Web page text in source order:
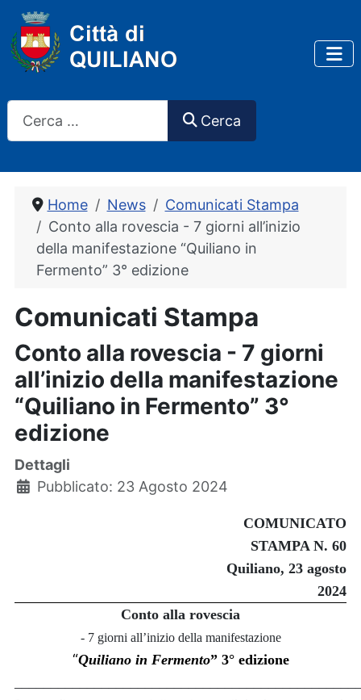
Cerca
Home News
Comunicati Stampa
Conto alla rovescia - 7 giorni all’inizio
della manifestazione “Quiliano in
Fermento” 3° edizione
Comunicati Stampa
Conto alla rovescia - 7 giorni
all’inizio della manifestazione
“Quiliano in Fermento” 3°
edizione
Dettagli
Pubblicato: 23 Agosto 2024
COMUNICATO
STAMPA N. 60
Quiliano, 23 agosto
2024
Conto alla rovescia
- 7 giorni all’inizio della manifestazione
“Quiliano in Fermento” 3° edizione